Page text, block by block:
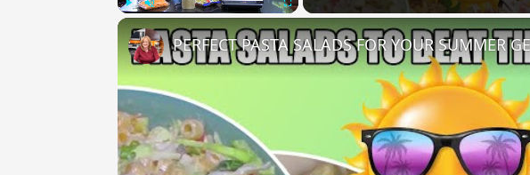
PERFECT PASTA SALADS FOR YOUR SUMMER